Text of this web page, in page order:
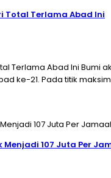
Total Terlama Abad Ini
Terlama Abad Ini
ke-21. Pada titik
Menjadi 107 Juta Per